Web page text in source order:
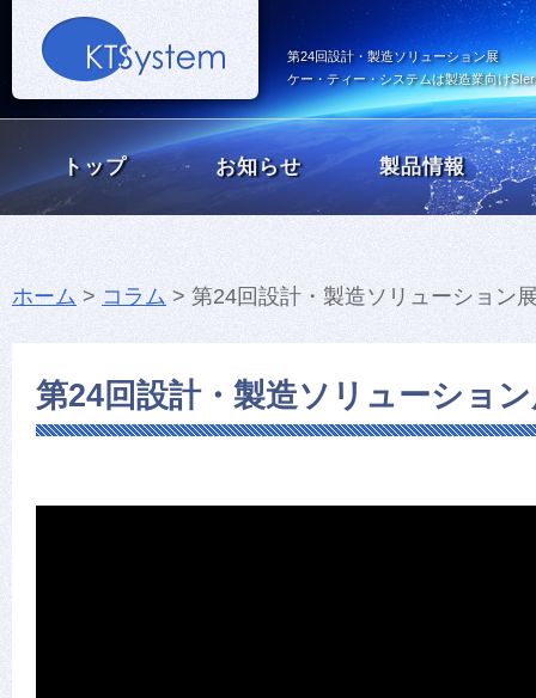
第24回設計・製造ソリューション展
ケー・ティー・システムは製造業向け
トップ お知らせ 製品情報
ホーム > コラム > 第24回設計・製造ソリューション
第24回設計・製造ソリューショ